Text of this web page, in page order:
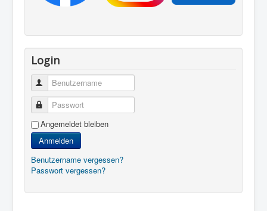
Login
Benutzername
Passwort
Angemeldet bleiben
Anmelden
Benutzername vergessen?
Passwort vergessen?